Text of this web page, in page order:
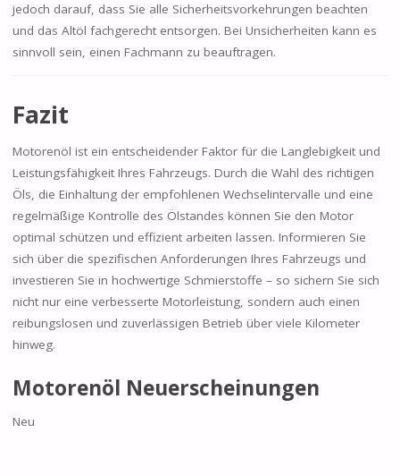
jedoch darauf, dass Sie alle Sicherheitsvorkehrungen beachten
und das Altöl fachgerecht entsorgen. Bei Unsicherheiten kann es
sinnvoll sein, einen Fachmann zu beauftragen.
Fazit
Motorenöl ist ein entscheidender Faktor für die Langlebigkeit und
Leistungsfähigkeit Ihres Fahrzeugs. Durch die Wahl des richtigen
Öls, die Einhaltung der empfohlenen Wechselintervalle und eine
regelmäßige Kontrolle des Ölstandes können Sie den Motor
optimal schützen und effizient arbeiten lassen. Informieren Sie
sich über die spezifischen Anforderungen Ihres Fahrzeugs und
investieren Sie in hochwertige Schmierstoffe – so sichern Sie sich
nicht nur eine verbesserte Motorleistung, sondern auch einen
reibungslosen und zuverlässigen Betrieb über viele Kilometer
hinweg.
Motorenöl Neuerscheinungen
Neu